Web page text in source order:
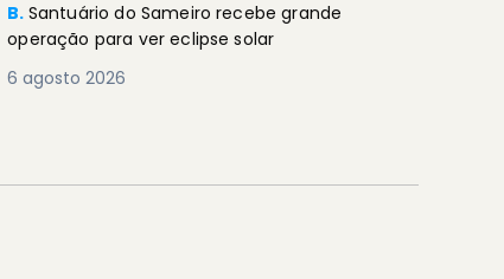
B. Santuário do Sameiro recebe grande
operação para ver eclipse solar
6 agosto 2026